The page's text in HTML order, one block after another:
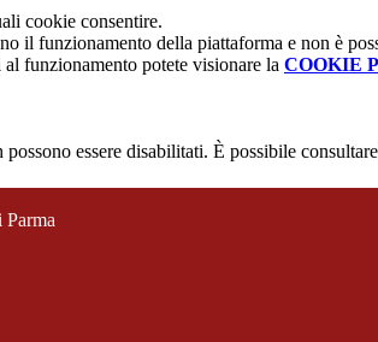
cookie consentire.
il funzionamento della piattaforma e non è
funzionamento potete visionare la COOKIE
essere disabilitati. È possibile